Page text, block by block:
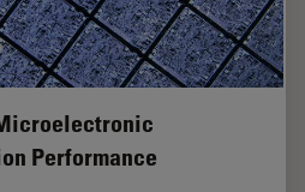
Performance